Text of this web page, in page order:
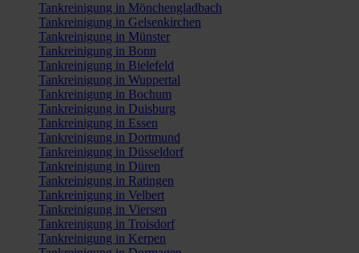
Tankreinigung in Mönchengladbach
Tankreinigung in Gelsenkirchen
Tankreinigung in Münster
Tankreinigung in Bonn
Tankreinigung in Bielefeld
Tankreinigung in Wuppertal
Tankreinigung in Bochum
Tankreinigung in Duisburg
Tankreinigung in Essen
Tankreinigung in Dortmund
Tankreinigung in Düsseldorf
Tankreinigung in Düren
Tankreinigung in Ratingen
Tankreinigung in Velbert
Tankreinigung in Viersen
Tankreinigung in Troisdorf
Tankreinigung in Kerpen